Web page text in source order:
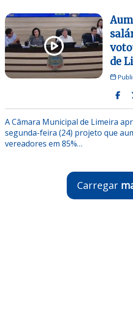
de
A Câmara Municipal de Limeira
segunda-feira (24) projeto que
vereadores em 85%…
Carregar